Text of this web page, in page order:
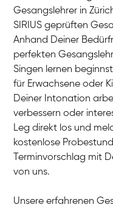
Gesangslehrer in
SIRIUS geprüften
Anhand Deiner
perfekten
Singen lernen
für Erwachsene oder
Deiner Intonation
verbessern oder
Leg direkt los und
kostenlose
Terminvorschlag mit
von uns.
Unsere erfahrenen